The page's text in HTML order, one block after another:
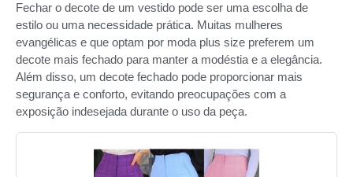
Fechar o decote de um vestido pode ser uma escolha de
estilo ou uma necessidade prática. Muitas mulheres
evangélicas e que optam por moda plus size preferem um
decote mais fechado para manter a modéstia e a elegância.
Além disso, um decote fechado pode proporcionar mais
segurança e conforto, evitando preocupações com a
exposição indesejada durante o uso da peça.